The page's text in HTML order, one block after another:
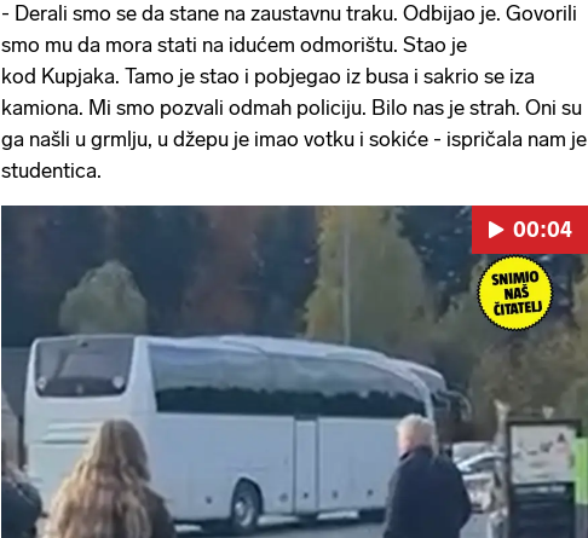
- Derali smo se da stane na zaustavnu traku. Odbijao je. Govorili
smo mu da mora stati na idućem odmorištu. Stao je
kod Kupjaka. Tamo je stao i pobjegao iz busa i sakrio se iza
kamiona. Mi smo pozvali odmah policiju. Bilo nas je strah. Oni su
ga našli u grmlju, u džepu je imao votku i sokiće - ispričala nam je
studentica.
Pokretanje videa...
00:04